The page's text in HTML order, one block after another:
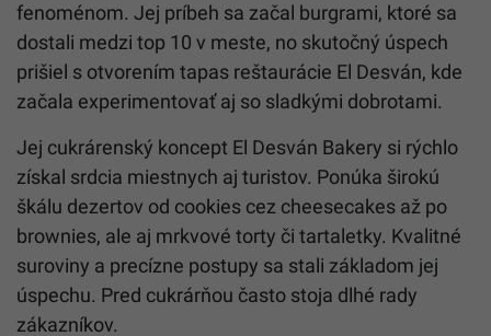
fenoménom. Jej príbeh sa začal burgrami, ktoré sa
dostali medzi top 10 v meste, no skutočný úspech
prišiel s otvorením tapas reštaurácie El Desván, kde
začala experimentovať aj so sladkými dobrotami.
Jej cukrárenský koncept El Desván Bakery si rýchlo
získal srdcia miestnych aj turistov. Ponúka širokú
škálu dezertov od cookies cez cheesecakes až po
brownies, ale aj mrkvové torty či tartaletky. Kvalitné
suroviny a precízne postupy sa stali základom jej
úspechu. Pred cukrárňou často stoja dlhé rady
zákazníkov.